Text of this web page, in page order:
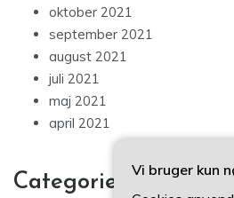
oktober 2021
september 2021
august 2021
juli 2021
maj 2021
april 2021
Categories
Vi bruger kun